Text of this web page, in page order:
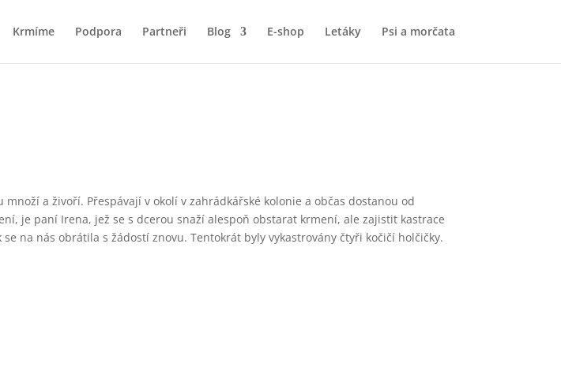
Krmíme Podpora Partneři Blog E-shop Letáky Psi a morčata
a živoří. Přespávají v okolí v zahrádkářské kolonie a občas dostanou od
je paní Irena, jež se s dcerou snaží alespoň obstarat krmení, ale zajistit kastrace
na nás obrátila s žádostí znovu. Tentokrát byly vykastrovány čtyři kočičí holčičky.